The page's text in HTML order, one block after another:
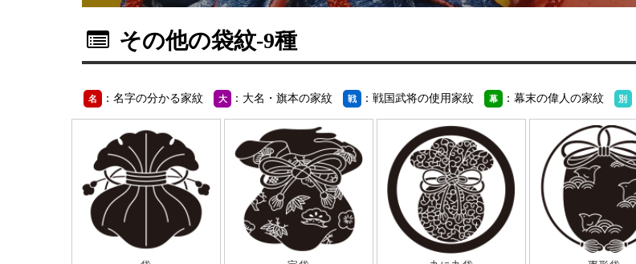
その他の袋紋-9種
名 ：名字の分かる家紋 大 ：大名・旗本の家紋 戦 ：戦国武将の使用家紋 幕 ：幕末の偉人の家紋 別